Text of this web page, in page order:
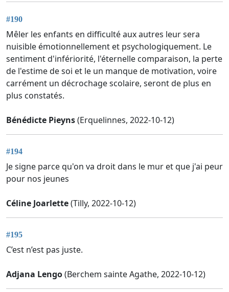
#190
Mêler les enfants en difficulté aux autres leur sera
nuisible émotionnellement et psychologiquement. Le
sentiment d'infériorité, l'éternelle comparaison, la perte
de l'estime de soi et le un manque de motivation, voire
carrément un décrochage scolaire, seront de plus en
plus constatés.
Bénédicte Pieyns(Erquelinnes, 2022-10-12)
#194
Je signe parce qu'on va droit dans le mur et que j'ai peur
pour nos jeunes
Céline Joarlette(Tilly, 2022-10-12)
#195
C’est n’est pas juste.
Adjana Lengo(Berchem sainte Agathe, 2022-10-12)